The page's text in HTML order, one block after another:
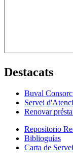
Destacats
Buval
Servei
Renovar
Repositorio
Biblioguías
Carta de